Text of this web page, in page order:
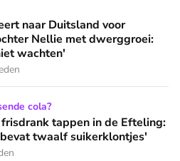
voor medicijn dochter
naar Duitsland voor
Nellie met dwerggroei:
wachten'
in de Efteling: 'Een beker
cola?
tappen in de Efteling:
twaalf suikerklontjes'